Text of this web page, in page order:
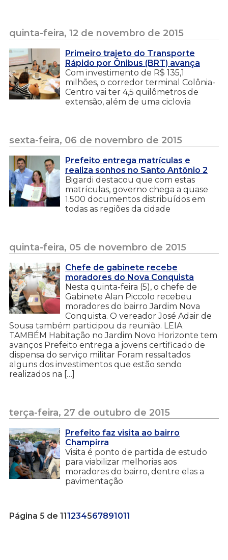
quinta-feira, 12 de novembro de 2015
Primeiro trajeto do Transporte
Rápido por Ônibus (BRT) avança
Com investimento de R$ 135,1
milhões, o corredor terminal Colônia-
Centro vai ter 4,5 quilômetros de
extensão, além de uma ciclovia
sexta-feira, 06 de novembro de 2015
Prefeito entrega matrículas e
realiza sonhos no Santo Antônio 2
Bigardi destacou que com estas
matrículas, governo chega a quase
1.500 documentos distribuídos em
todas as regiões da cidade
quinta-feira, 05 de novembro de 2015
Chefe de gabinete recebe
moradores do Nova Conquista
Nesta quinta-feira (5), o chefe de
Gabinete Alan Piccolo recebeu
moradores do bairro Jardim Nova
Conquista. O vereador José Adair de
Sousa também participou da reunião. LEIA
TAMBÉM Habitação no Jardim Novo Horizonte tem
avanços Prefeito entrega a jovens certificado de
dispensa do serviço militar Foram ressaltados
alguns dos investimentos que estão sendo
realizados na […]
terça-feira, 27 de outubro de 2015
Prefeito faz visita ao bairro
Champirra
Visita é ponto de partida de estudo
para viabilizar melhorias aos
moradores do bairro, dentre elas a
pavimentação
Página 5 de 111234567891011